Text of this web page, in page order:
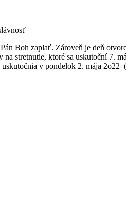
Boh zaplať. Zároveň je deň
na stretnutie, ktoré sa uskutoční
v pondelok 2. mája